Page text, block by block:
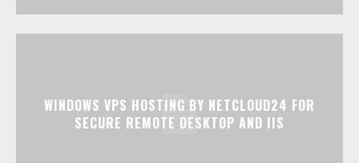
WINDOWS VPS HOSTING BY NETCLOUD24 FOR
SECURE REMOTE DESKTOP AND IIS